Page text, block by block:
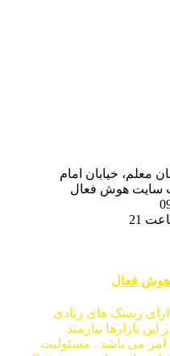
معلم، خیابان امام
هوش فعال
ریسک های زیادی
بازارها نیازمند
امر می باشد . مسئولیت